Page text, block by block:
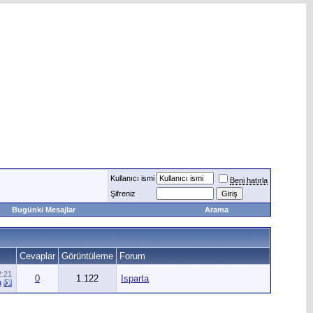
Kullanıcı ismi
Beni hatırla
Şifreniz
Bugünki Mesajlar Arama
Cevaplar Görüntüleme
Forum
0 1.122 Isparta